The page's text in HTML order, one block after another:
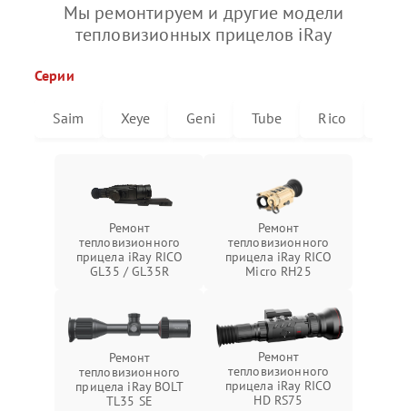
Мы ремонтируем и другие модели
тепловизионных прицелов iRay
Серии
Saim Xeye Geni Tube Rico
Ремонт
тепловизионного
прицела iRay RICO
GL35 / GL35R
Ремонт
тепловизионного
прицела iRay RICO
Micro RH25
Ремонт
тепловизионного
прицела iRay BOLT
TL35 SE
Ремонт
тепловизионного
прицела iRay RICO
HD RS75